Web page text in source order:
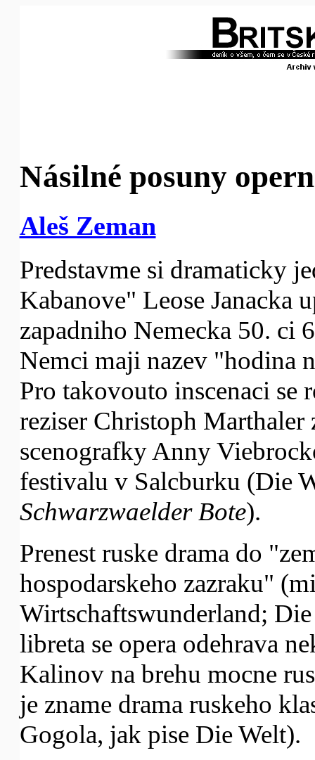
Násilné posuny
Aleš Zeman
Predstavme si dramaticky
Kabanove" Leose Janacka
zapadniho Nemecka 50. ci
Nemci maji nazev "hodina
Pro takovouto inscenaci se
reziser Christoph
scenografky Anny
festivalu v Salcburku (Die
Schwarzwaelder Bote).
Prenest ruske drama do
hospodarskeho zazraku"
Wirtschaftswunderland;
libreta se opera odehrava
Kalinov na brehu mocne
je zname drama ruskeho
Gogola, jak pise Die Welt).